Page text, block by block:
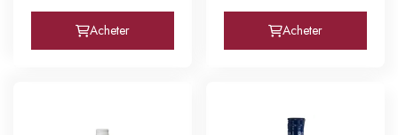
Acheter Acheter